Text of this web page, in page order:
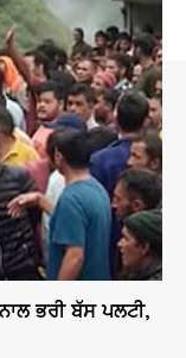
ਭਰੀ ਬੱਸ ਪਲਟੀ,